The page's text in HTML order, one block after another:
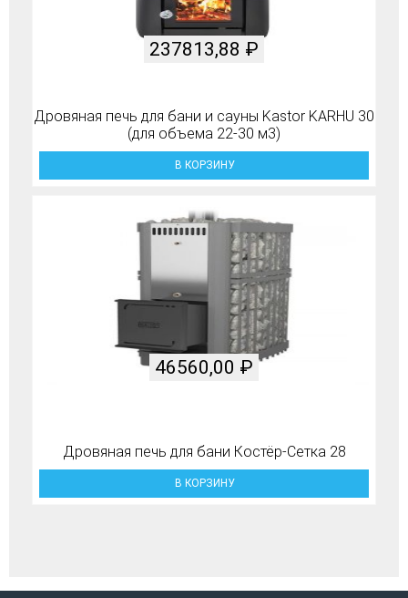
Дровяная печь для бани и сауны Kastor KARHU 30
(для объема 22-30 м3)
237813,88 ₽
В КОРЗИНУ
Дровяная печь для бани Костёр-Сетка 28
46560,00 ₽
В КОРЗИНУ